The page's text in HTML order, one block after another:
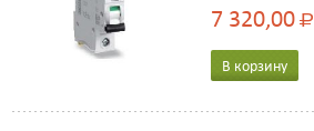
7 320,00Р
В корзину